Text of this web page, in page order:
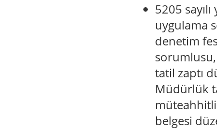
5205
uygulama
denetim
sorumlusu,
tatil zaptı
Müdürlük
belgesi